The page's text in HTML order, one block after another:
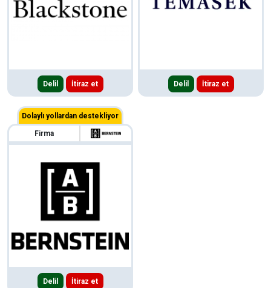
Delil İtiraz et Delil İtiraz et
Dolaylı yollardan destekliyor
Firma
Delil İtiraz et